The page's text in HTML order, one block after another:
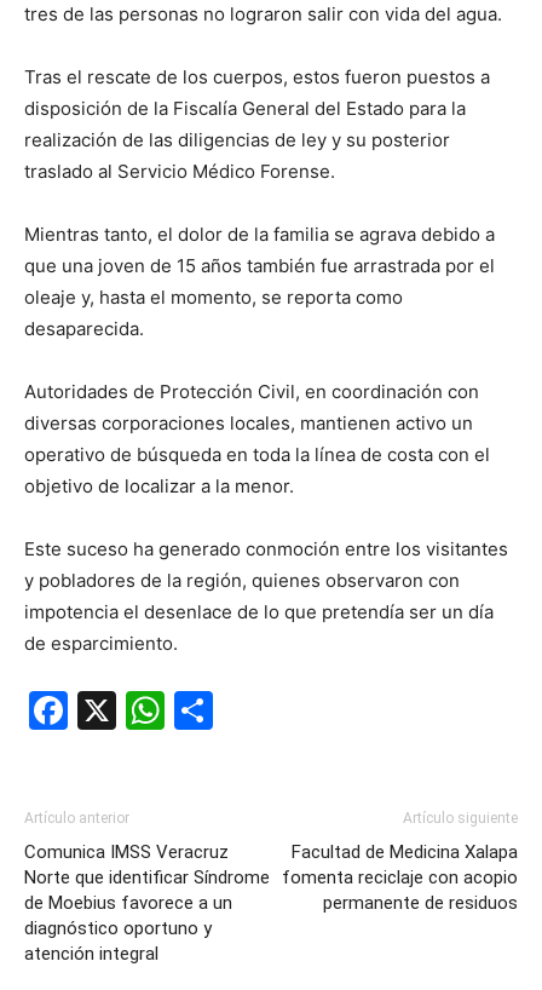
tres de las personas no lograron salir con vida del agua.
Tras el rescate de los cuerpos, estos fueron puestos a
disposición de la Fiscalía General del Estado para la
realización de las diligencias de ley y su posterior
traslado al Servicio Médico Forense.
Mientras tanto, el dolor de la familia se agrava debido a
que una joven de 15 años también fue arrastrada por el
oleaje y, hasta el momento, se reporta como
desaparecida.
Autoridades de Protección Civil, en coordinación con
diversas corporaciones locales, mantienen activo un
operativo de búsqueda en toda la línea de costa con el
objetivo de localizar a la menor.
Este suceso ha generado conmoción entre los visitantes
y pobladores de la región, quienes observaron con
impotencia el desenlace de lo que pretendía ser un día
de esparcimiento.
Facebook
X WhatsApp
Artículo anterior
Comunica IMSS Veracruz
Norte que identificar Síndrome
de Moebius favorece a un
diagnóstico oportuno y
atención integral
Artículo siguiente
Facultad de Medicina Xalapa
fomenta reciclaje con acopio
permanente de residuos